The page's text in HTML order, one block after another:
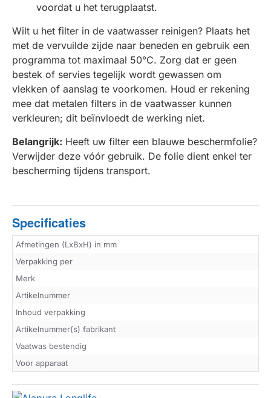
voordat u het terugplaatst.
Wilt u het filter in de vaatwasser reinigen? Plaats het
met de vervuilde zijde naar beneden en gebruik een
programma tot maximaal 50°C. Zorg dat er geen
bestek of servies tegelijk wordt gewassen om
vlekken of aanslag te voorkomen. Houd er rekening
mee dat metalen filters in de vaatwasser kunnen
verkleuren; dit beïnvloedt de werking niet.
Belangrijk: Heeft uw filter een blauwe beschermfolie?
Verwijder deze vóór gebruik. De folie dient enkel ter
bescherming tijdens transport.
Specificaties
Afmetingen (LxBxH) in mm
Verpakking per
Merk
Artikelnummer
Inhoud verpakking
Artikelnummer(s) fabrikant
Vaatwas bestendig
Voor apparaat